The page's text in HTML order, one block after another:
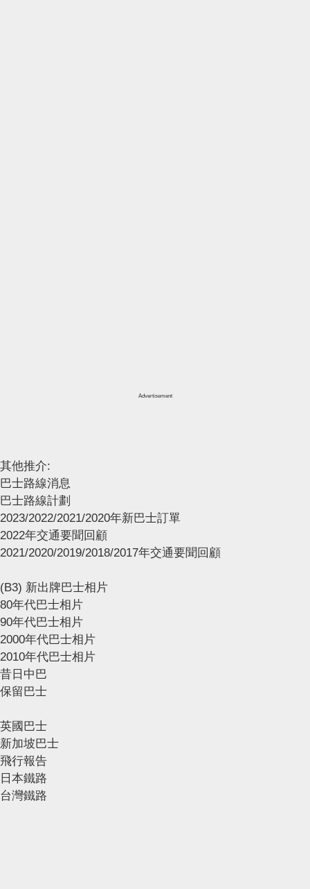
Advertisement
其他推介:
巴士路線消息
巴士路線計劃
2023/2022/2021/2020年新巴士訂單
2022年交通要聞回顧
2021/2020/2019/2018/2017年交通要聞回顧
(B3) 新出牌巴士相片
80年代巴士相片
90年代巴士相片
2000年代巴士相片
2010年代巴士相片
昔日中巴
保留巴士
英國巴士
新加坡巴士
飛行報告
日本鐵路
台灣鐵路